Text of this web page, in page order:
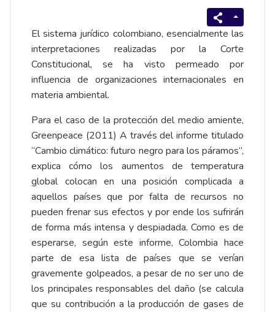
El sistema jurídico colombiano, esencialmente las
interpretaciones realizadas por la Corte
Constitucional, se ha visto permeado por
influencia de organizaciones internacionales en
materia ambiental.
Para el caso de la protección del medio amiente,
Greenpeace (2011) A través del informe titulado
“Cambio climático: futuro negro para los páramos”,
explica cómo los aumentos de temperatura
global colocan en una posición complicada a
aquellos países que por falta de recursos no
pueden frenar sus efectos y por ende los sufrirán
de forma más intensa y despiadada. Como es de
esperarse, según este informe, Colombia hace
parte de esa lista de países que se verían
gravemente golpeados, a pesar de no ser uno de
los principales responsables del daño (se calcula
que su contribución a la producción de gases de